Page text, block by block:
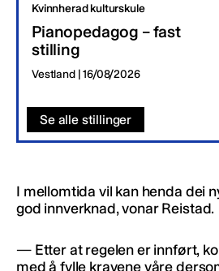
Kvinnherad kulturskule
Pianopedagog – fast
stilling
Vestland | 16/08/2026
Se alle stillinger
I mellomtida vil kan henda dei
god innverknad, vonar Reistad.
— Etter at regelen er innført,
med å fylle kravene våre